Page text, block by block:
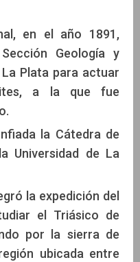
en el año 1891,
Geología y
Plata para actuar
a la que fue
la Cátedra de
Universidad de La
la expedición del
el Triásico de
por la sierra de
ubicada entre